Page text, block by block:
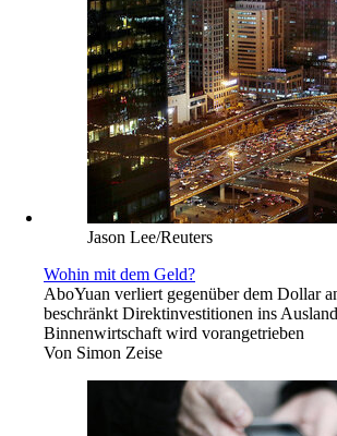
Jason Lee/Reuters
Wohin mit dem Geld?
AboYuan verliert gegenüber dem Dollar
beschränkt Direktinvestitionen ins
Binnenwirtschaft wird vorangetrieben
Von Simon Zeise